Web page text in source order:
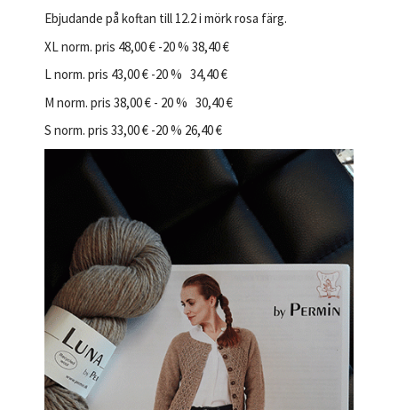
Ebjudande på koftan till 12.2 i mörk rosa färg.
XL norm. pris 48,00 € -20 % 38,40 €
L norm. pris 43,00 € -20 % 34,40 €
M norm. pris 38,00 € - 20 % 30,40 €
S norm. pris 33,00 € -20 % 26,40 €